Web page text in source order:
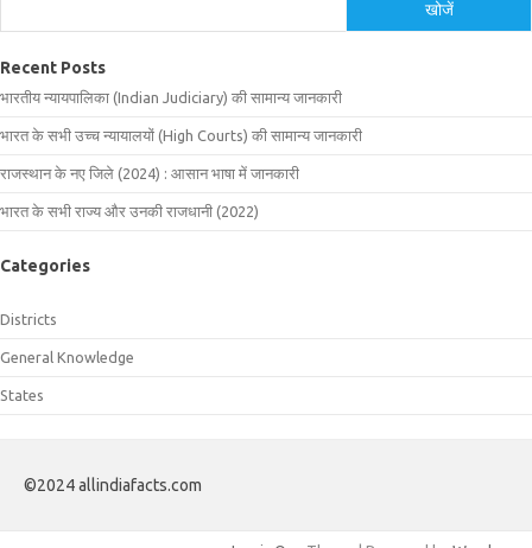
खोजें
Recent Posts
भारतीय न्यायपालिका (Indian Judiciary) की सामान्य जानकारी
भारत के सभी उच्च न्यायालयों (High Courts) की सामान्य जानकारी
राजस्थान के नए जिले (2024) : आसान भाषा में जानकारी
भारत के सभी राज्य और उनकी राजधानी (2022)
Categories
Districts
General Knowledge
States
©2024 allindiafacts.com